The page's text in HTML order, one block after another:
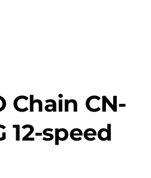
Chain CN-
12-speed